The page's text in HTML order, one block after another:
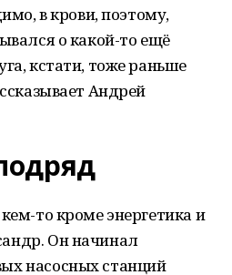
в крови, поэтому,
о какой-то ещё
кстати, тоже раньше
Андрей
то кроме энергетика и
Он начинал
насосных станций